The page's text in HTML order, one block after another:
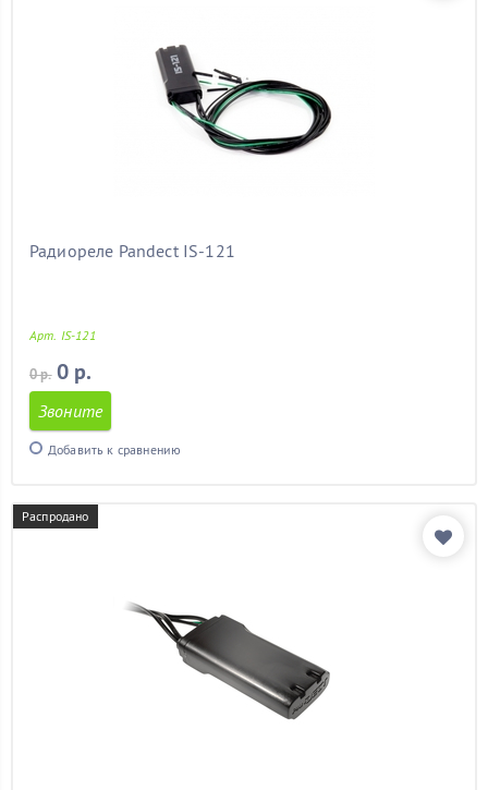
Радиореле Pandect IS-121
Арт. IS-121
0 р. 0 р.
Звоните
Добавить к сравнению
Распродано